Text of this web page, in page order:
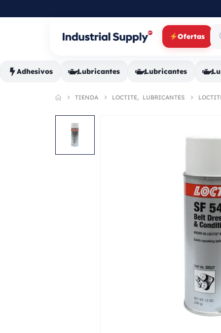
Ofertas
Adhesivos Lubricantes Lubricantes
TIENDA LOCTITE, LUBRICANTES